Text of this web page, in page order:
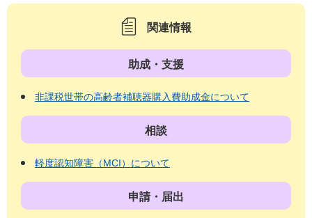
関連情報
助成・支援
非課税世帯の高齢者補聴器購入費助成金について
相談
軽度認知障害（MCI）について
申請・届出